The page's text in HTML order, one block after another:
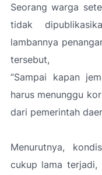
Seorang warga
tidak
lambannya
tersebut,
“Sampai kapan
harus menunggu
dari pemerintah
Menurutnya,
cukup lama terjadi,